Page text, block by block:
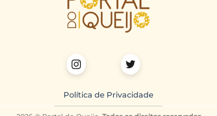
Política de Privacidade